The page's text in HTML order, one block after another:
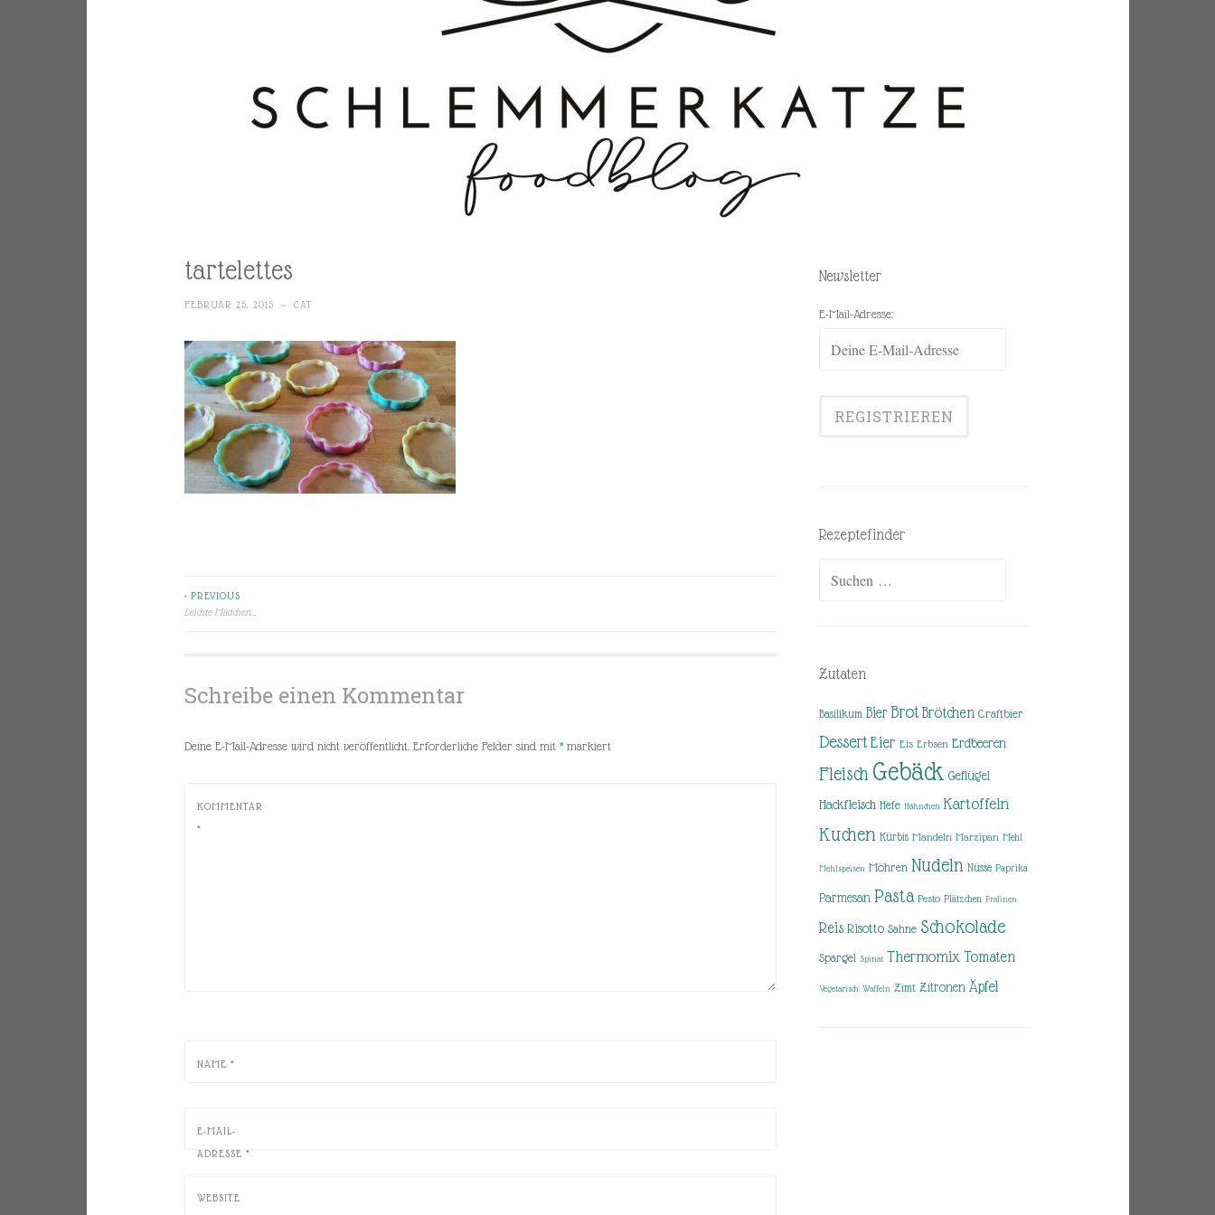
tartelettes
FEBRUAR 25, 2015 ~ CAT
Beitragsnavigation
< PREVIOUS
Leichte Mädchen….
Schreibe einen Kommentar
Deine E-Mail-Adresse wird nicht veröffentlicht. Erforderliche Felder sind mit *markiert
KOMMENTAR
*
NAME *
E-MAIL-
ADRESSE *
WEBSITE
Newsletter
E-Mail-Adresse:
Rezeptefinder
Zutaten
Basilikum Bier Brot Brötchen Craftbier
Dessert Eier Eis Erbsen Erdbeeren
Fleisch Gebäck Geflügel
Hackfleisch Hefe Hähnchen Kartoffeln
Kuchen Kürbis Mandeln Marzipan Mehl
Mehlspeisen Möhren Nudeln Nüsse Paprika
Parmesan Pasta Pesto Plätzchen Pralinen
Reis Risotto Sahne Schokolade
Spargel Spinat Thermomix Tomaten
Vegetarisch Waffeln Zimt Zitronen Äpfel